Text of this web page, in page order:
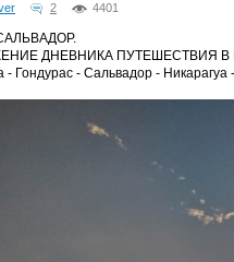
2 4401
ДНЕВНИКА ПУТЕШЕСТВИЯ
- Гондурас - Сальвадор -